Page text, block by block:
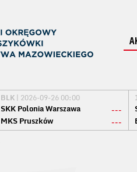
BLK | 2026-09-26 00:00
SKK Polonia Warszawa
---
MKS Pruszków
---